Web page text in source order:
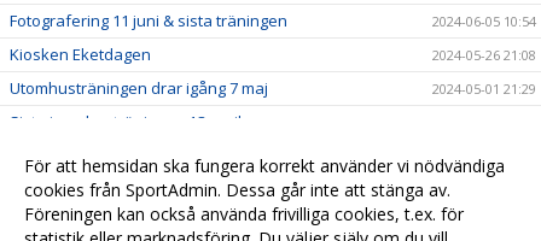
Fotografering 11 juni & sista träningen 2024-06-05 10:54
Kiosken Eketdagen 2024-05-26 21:08
Utomhusträningen drar igång 7 maj 2024-05-01 21:29
Sista inomhusträningen 18 april
Utomhusträning 2024-04-08 11:00
Ingen träning påsklovet 2024-03-25 13:50
Uppehåll träning 22 februari 2024-02-17 11:24
För att hemsidan ska fungera korrekt använder vi nödvändiga
cookies från SportAdmin. Dessa går inte att stänga av.
Föreningen kan också använda frivilliga cookies, t.ex. för